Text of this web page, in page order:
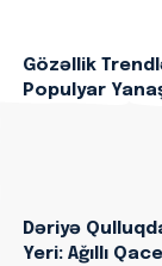
Gözəllik
Populyar
Dəriyə
Yeri: Ağıllı